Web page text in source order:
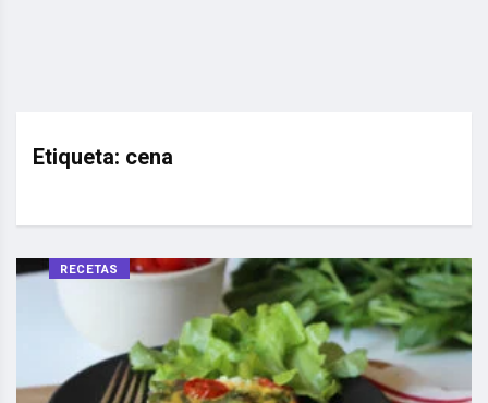
Etiqueta: cena
RECETAS